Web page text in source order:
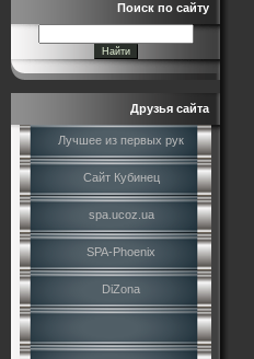
Поиск по сайту
Друзья сайта
Лучшее из первых рук
Сайт Кубинец
spa.ucoz.ua
SPA-Phoenix
DiZona